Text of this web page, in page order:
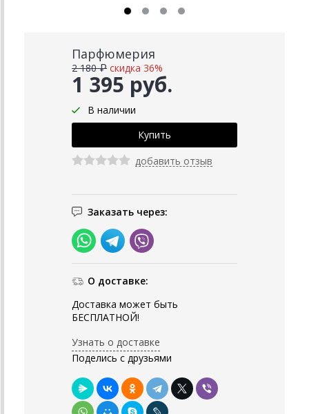
Парфюмерия
1 395 руб.
2 180 ₽ скидка 36%
В наличии
добавить отзыв
Заказать через:
О доставке:
Доставка может быть
БЕСПЛАТНОЙ!
Узнать о доставке
Поделись с друзьями